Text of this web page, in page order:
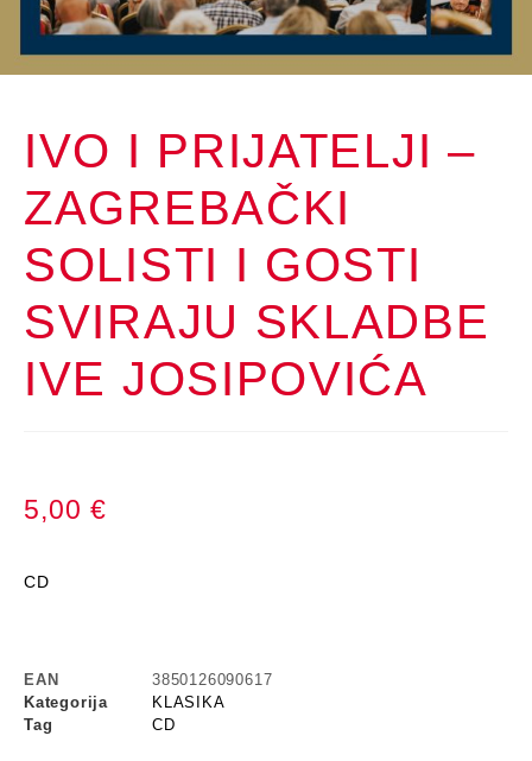
IVO I PRIJATELJI –
ZAGREBAČKI
SOLISTI I GOSTI
SVIRAJU SKLADBE
IVE JOSIPOVIĆA
5,00 €
CD
EAN
3850126090617
Kategorija
KLASIKA
Tag
CD